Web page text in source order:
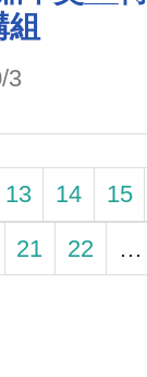
組
3
13 14 15
21 22 …